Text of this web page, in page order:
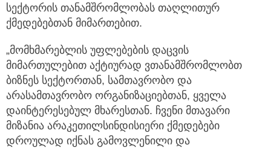
სექტორის თანამშრომლობას თაღლითურ
ქმედებებთან მიმართებით.
„მომხმარებლის უფლებების დაცვის
მიმართულებით აქტიურად ვთანამშრომლობთ
ბიზნეს სექტორთან, სამთავრობო და
არასამთავრობო ორგანიზაციებთან, ყველა
დაინტერესებულ მხარესთან. ჩვენი მთავარი
მიზანია არაკეთილსინდისიერი ქმედებები
დროულად იქნას გამოვლენილი და